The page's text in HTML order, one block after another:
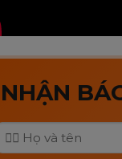
NHẬN